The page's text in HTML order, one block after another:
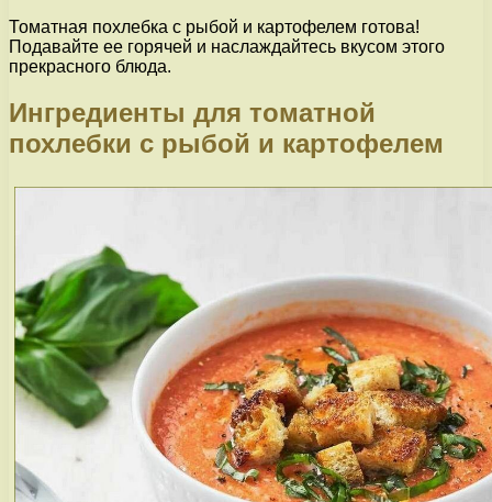
Томатная похлебка с рыбой и картофелем готова!
Подавайте ее горячей и наслаждайтесь вкусом этого
прекрасного блюда.
Ингредиенты для томатной
похлебки с рыбой и картофелем